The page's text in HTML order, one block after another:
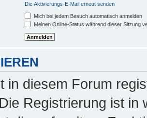
Die Aktivierungs-E-Mail erneut senden
Mich bei jedem Besuch automatisch anmelden
Meinen Online-Status während dieser Sitzung
in diesem Forum
Registrierung ist in